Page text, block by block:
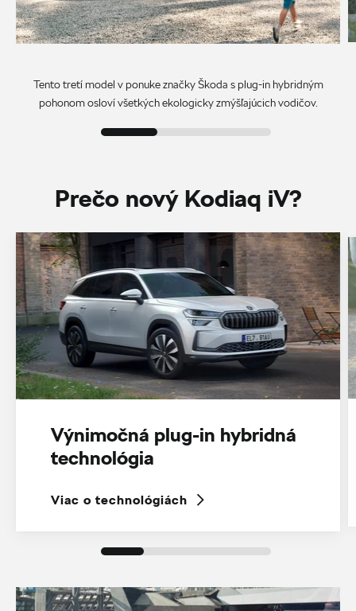
Tento tretí model v ponuke značky Škoda s plug-in hybridným
pohonom osloví všetkých ekologicky zmýšľajúcich vodičov.
Prečo nový Kodiaq iV?
Výnimočná plug-in hybridná
technológia
Viac o technológiách